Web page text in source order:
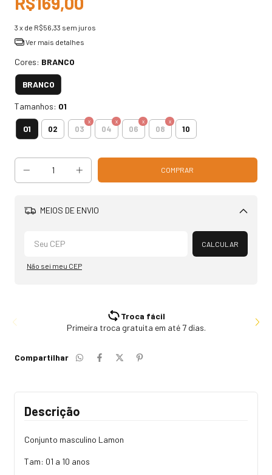
3 x de R$56,33 sem juros
Ver mais detalhes
Cores: BRANCO
BRANCO
Tamanhos: 01
01 02 03 04 06 08 10
MEIOS DE ENVIO
Alterar CEP
CALCULAR
Não sei meu CEP
Troca fácil
Primeira troca gratuita em até 7 dias.
Compartilhar
Descrição
Conjunto masculino Lamon
Tam: 01 a 10 anos